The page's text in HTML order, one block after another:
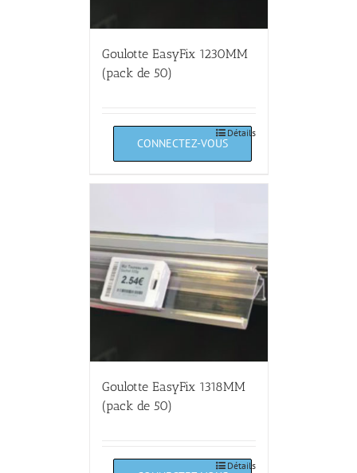
Goulotte EasyFix 1230MM
(pack de 50)
Détails
Goulotte EasyFix 1318MM
(pack de 50)
Détails